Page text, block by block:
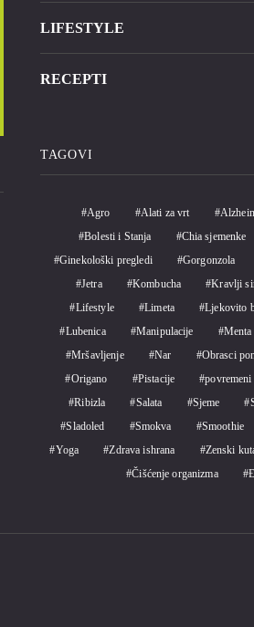
LIFESTYLE
RECEPTI
TAGOVI
Agro Alati za vrt
Bolesti i Stanja
Chia sjemenke
Ginekološki pregledi
Gorgonzola
Jetra
Kombucha Kravlji
Lifestyle
Limeta Ljekovito
Lubenica
Manipulacije Menta
Mršavljenje
Nar Obrasci
Origano
Pistacije povremeni
Ribizla
Salata Sjeme
Sladoled
Smokva Smoothie
Yoga
Zdrava ishrana Zenski
Čišćenje organizma